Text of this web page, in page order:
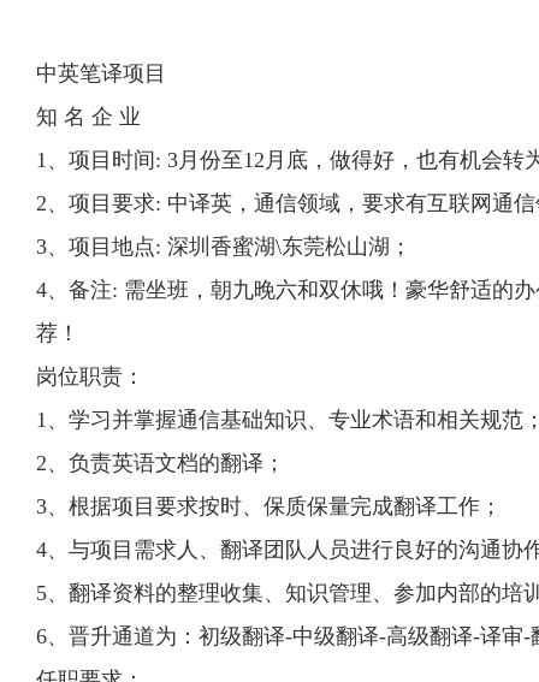
中英笔译项目
知 名 企 业
1、项目时间: 3月份至12月底，做得好，也有机会转
2、项目要求: 中译英，通信领域，要求有互联网通
3、项目地点: 深圳香蜜湖\东莞松山湖；
4、备注: 需坐班，朝九晚六和双休哦！豪华舒适的
荐！
岗位职责：
1、学习并掌握通信基础知识、专业术语和相关规范
2、负责英语文档的翻译；
3、根据项目要求按时、保质保量完成翻译工作；
4、与项目需求人、翻译团队人员进行良好的沟通协
5、翻译资料的整理收集、知识管理、参加内部的培
6、晋升通道为：初级翻译-中级翻译-高级翻译-译审